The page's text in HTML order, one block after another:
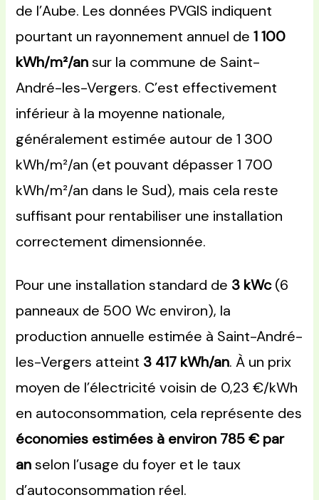
de l’Aube. Les données PVGIS indiquent
pourtant un rayonnement annuel de1 100
kWh/m²/ansur la commune de Saint-
André-les-Vergers. C’est effectivement
inférieur à la moyenne nationale,
généralement estimée autour de 1 300
kWh/m²/an (et pouvant dépasser 1 700
kWh/m²/an dans le Sud), mais cela reste
suffisant pour rentabiliser une installation
correctement dimensionnée.
Pour une installation standard de 3 kWc(6
panneaux de 500 Wc environ), la
production annuelle estimée à Saint-André-
les-Vergers atteint 3 417 kWh/an. À un prix
moyen de l’électricité voisin de 0,23 €/kWh
en autoconsommation, cela représente des
économies estimées à environ 785 € par
anselon l’usage du foyer et le taux
d’autoconsommation réel.